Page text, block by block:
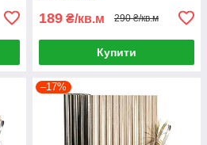
189 ₴/кв.м 290 ₴/кв.м
Купити
–17%